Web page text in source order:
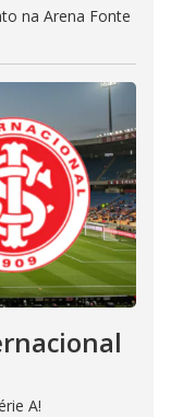
na Arena Fonte
A!